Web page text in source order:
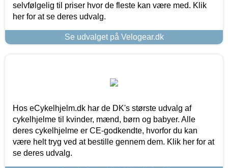
selvfølgelig til priser hvor de fleste kan være med. Klik
her for at se deres udvalg.
Se udvalget på Velogear.dk
Hos eCykelhjelm.dk har de DK's største udvalg af
cykelhjelme til kvinder, mænd, børn og babyer. Alle
deres cykelhjelme er CE-godkendte, hvorfor du kan
være helt tryg ved at bestille gennem dem. Klik her for at
se deres udvalg.